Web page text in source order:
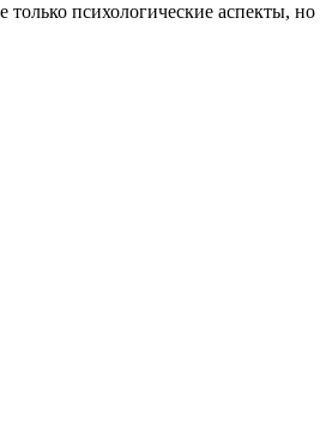
психологические аспекты, но